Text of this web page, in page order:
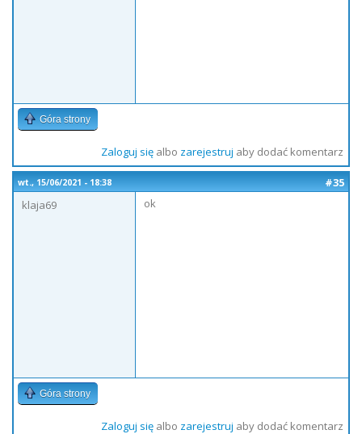
Góra strony
Zaloguj sięalbo zarejestruj aby dodać komentarz
wt., 15/06/2021 - 18:38
#35
klaja69
ok
Góra strony
Zaloguj sięalbo zarejestruj aby dodać komentarz